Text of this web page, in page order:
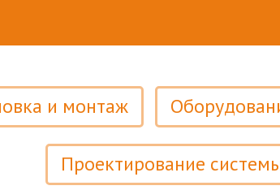
и монтаж
Проектирование